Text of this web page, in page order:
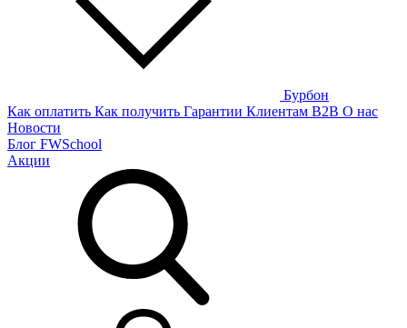
Бурбон
Как оплатить Как получить Гарантии Клиентам B2B О нас
Новости
Блог FWSchool
Акции